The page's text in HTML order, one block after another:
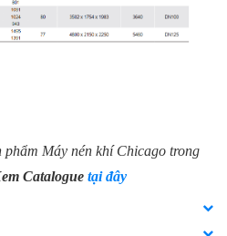
phẩm Máy nén khí Chicago trong
Catalogue tại đây